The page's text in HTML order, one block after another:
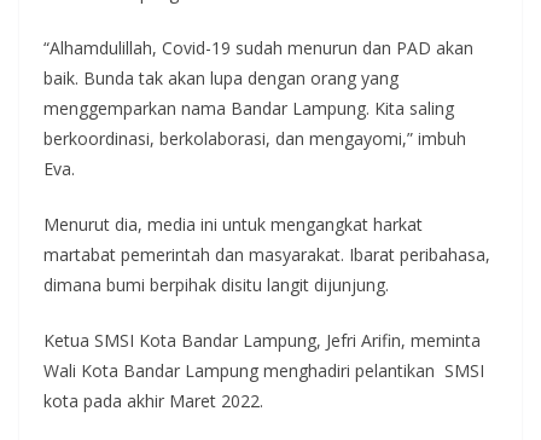
“Alhamdulillah, Covid-19 sudah menurun dan PAD akan
baik. Bunda tak akan lupa dengan orang yang
menggemparkan nama Bandar Lampung. Kita saling
berkoordinasi, berkolaborasi, dan mengayomi,” imbuh
Eva.
Menurut dia, media ini untuk mengangkat harkat
martabat pemerintah dan masyarakat. Ibarat peribahasa,
dimana bumi berpihak disitu langit dijunjung.
Ketua SMSI Kota Bandar Lampung, Jefri Arifin, meminta
Wali Kota Bandar Lampung menghadiri pelantikan SMSI
kota pada akhir Maret 2022.